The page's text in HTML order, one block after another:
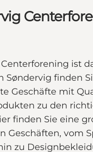
ist
Søndervig finden
Geschäfte mit
zu den
finden Sie eine
Geschäften, vom
zu